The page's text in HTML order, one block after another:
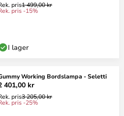
pris1 499,00 kr
pris -15%
I lager
Working Bordslampa - Seletti
401,00 kr
pris3 205,00 kr
pris -25%